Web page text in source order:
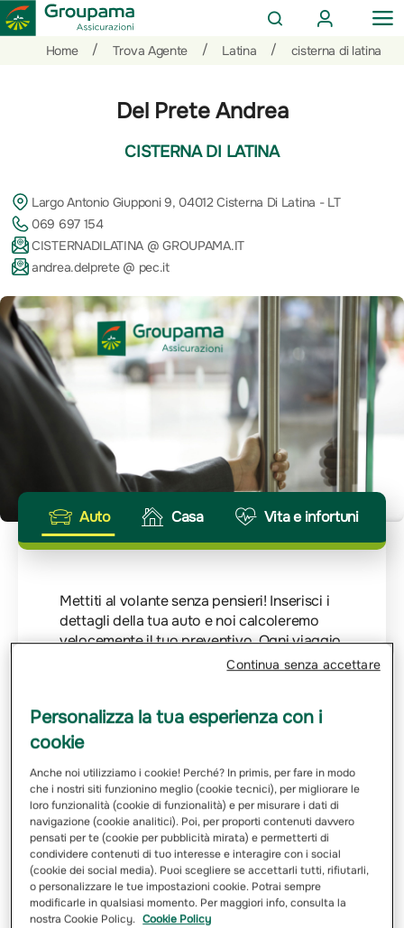
CERCA
AREA
CLIENTI
Home
/ Trova Agente / Latina / cisterna di latina
Del Prete Andrea
CISTERNA DI LATINA
Largo Antonio Giupponi 9, 04012 Cisterna Di Latina - LT
069 697 154
CISTERNADILATINA @ GROUPAMA.IT
andrea.delprete @ pec.it
Auto Casa Vita e infortuni
Mettiti al volante senza pensieri! Inserisci i
dettagli della tua auto e noi calcoleremo
velocemente il tuo preventivo. Ogni viaggio
merita la giusta protezione.
Email
Ho letto e ho compresol’informativa sulle finalitàe sulle
modalità del trattamento dei miei dati personali
Richiedi Preventivo
Personalizza la tua esperienza con i
cookie
Anche noi utilizziamo i cookie! Perché? In primis, per fare in modo
che i nostri siti funzionino meglio (cookie tecnici), per migliorare le
loro funzionalità (cookie di funzionalità) e per misurare i dati di
navigazione (cookie analitici). Poi, per proporti contenuti davvero
pensati per te (cookie per pubblicità mirata) e permetterti di
condividere contenuti di tuo interesse e interagire con i social
(cookie dei social media). Puoi scegliere se accettarli tutti, rifiutarli,
o personalizzare le tue impostazioni cookie. Potrai sempre
modificarle in qualsiasi momento. Per maggiori info, consulta la
nostra Cookie Policy. Cookie Policy
Continua senza accettare